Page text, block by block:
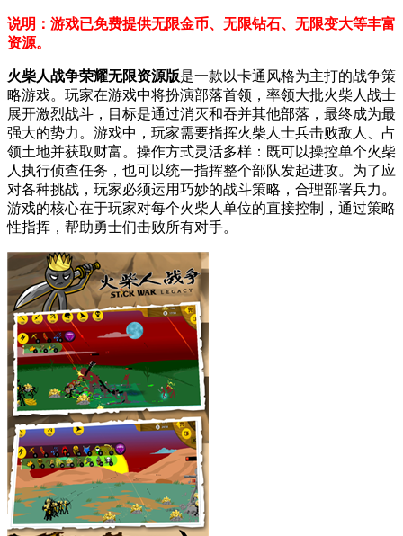
说明：游戏已免费提供无限金币、无限钻石、无限变大等丰富
资源。
火柴人战争荣耀无限资源版是一款以卡通风格为主打的战争策
略游戏。玩家在游戏中将扮演部落首领，率领大批火柴人战士
展开激烈战斗，目标是通过消灭和吞并其他部落，最终成为最
强大的势力。游戏中，玩家需要指挥火柴人士兵击败敌人、占
领土地并获取财富。操作方式灵活多样：既可以操控单个火柴
人执行侦查任务，也可以统一指挥整个部队发起进攻。为了应
对各种挑战，玩家必须运用巧妙的战斗策略，合理部署兵力。
游戏的核心在于玩家对每个火柴人单位的直接控制，通过策略
性指挥，帮助勇士们击败所有对手。